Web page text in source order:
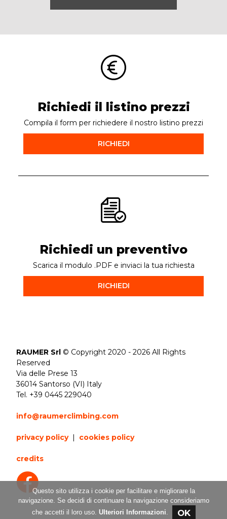
Richiedi il listino prezzi
Compila il form per richiedere il nostro listino prezzi
RICHIEDI
Richiedi un preventivo
Scarica il modulo .PDF e inviaci la tua richiesta
RICHIEDI
RAUMER Srl © Copyright 2020 - 2026 All Rights
Reserved
Via delle Prese 13
36014 Santorso (VI) Italy
Tel. +39 0445 229040
info@raumerclimbing.com
privacy policy| cookies policy
credits
Questo sito utilizza i cookie per facilitare e migliorare la
navigazione. Se decidi di continuare la navigazione consideriamo
che accetti il loro uso. Ulteriori Informazioni.